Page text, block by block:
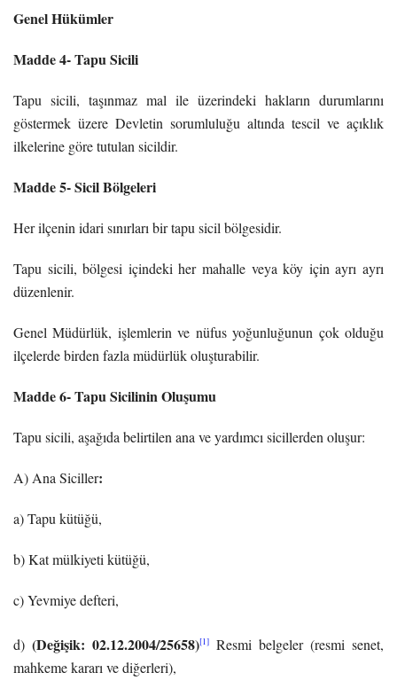
Genel Hükümler
Madde 4- Tapu Sicili
Tapu sicili, taşınmaz mal ile üzerindeki hakların durumlarını
göstermek üzere Devletin sorumluluğu altında tescil ve açıklık
ilkelerine göre tutulan sicildir.
Madde 5- Sicil Bölgeleri
Her ilçenin idari sınırları bir tapu sicil bölgesidir.
Tapu sicili, bölgesi içindeki her mahalle veya köy için ayrı ayrı
düzenlenir.
Genel Müdürlük, işlemlerin ve nüfus yoğunluğunun çok olduğu
ilçelerde birden fazla müdürlük oluşturabilir.
Madde 6- Tapu Sicilinin Oluşumu
Tapu sicili, aşağıda belirtilen ana ve yardımcı sicillerden oluşur:
A) Ana Siciller:
a) Tapu kütüğü,
b) Kat mülkiyeti kütüğü,
c) Yevmiye defteri,
d) (Değişik: 02.12.2004/25658)[1] Resmi belgeler (resmi senet,
mahkeme kararı ve diğerleri),